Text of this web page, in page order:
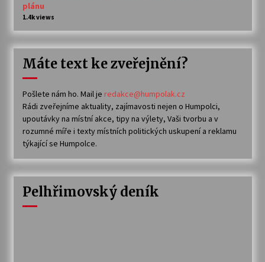
plánu
1.4k views
Máte text ke zveřejnění?
Pošlete nám ho. Mail je redakce@humpolak.cz
Rádi zveřejníme aktuality, zajímavosti nejen o Humpolci,
upoutávky na místní akce, tipy na výlety, Vaši tvorbu a v
rozumné míře i texty místních politických uskupení a reklamu
týkající se Humpolce.
Pelhřimovský deník